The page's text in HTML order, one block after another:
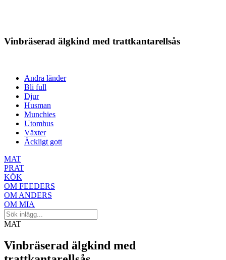
Vinbräserad älgkind med trattkantarellsås
Andra länder
Bli full
Djur
Husman
Munchies
Utomhus
Växter
Äckligt gott
MAT
PRAT
KÖK
OM FEEDERS
OM ANDERS
OM MIA
MAT
Vinbräserad älgkind med